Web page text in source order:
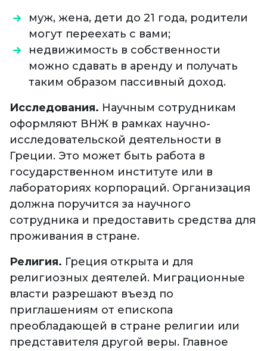
муж, жена, дети до 21 года, родители
могут переехать с вами;
недвижимость в собственности
можно сдавать в аренду и получать
таким образом пассивный доход.
Исследования. Научным сотрудникам
оформляют ВНЖ в рамках научно-
исследовательской деятельности в
Греции. Это может быть работа в
государственном институте или в
лабораториях корпораций. Организация
должна поручится за научного
сотрудника и предоставить средства для
проживания в стране.
Религия. Греция открыта и для
религиозных деятелей. Миграционные
власти разрешают въезд по
приглашениям от епископа
преобладающей в стране религии или
представителя другой веры. Главное